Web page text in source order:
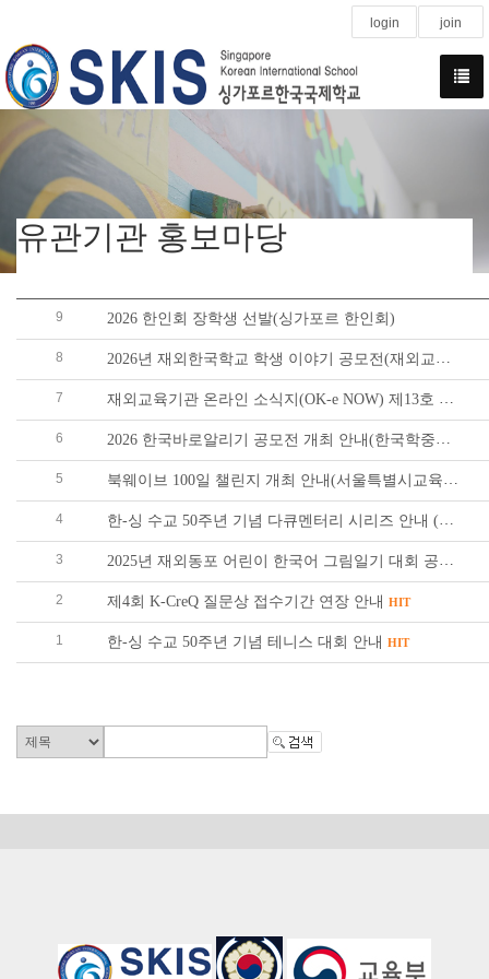
login join
유관기관 홍보마당
9 2026 한인회 장학생 선발(싱가포르 한인회)
8 2026년 재외한국학교 학생 이야기 공모전(재외교육기관포털)
7 재외교육기관 온라인 소식지(OK-e NOW) 제13호 원고 모집(재외교육기관포털)
6 2026 한국바로알리기 공모전 개최 안내(한국학중앙연구원)
5 북웨이브 100일 챌린지 개최 안내(서울특별시교육청 어린이도서관)
4 한-싱 수교 50주년 기념 다큐멘터리 시리즈 안내 (경제·역사·문화)
3 2025년 재외동포 어린이 한국어 그림일기 대회 공모 안내
2 제4회 K-CreQ 질문상 접수기간 연장 안내 HIT
1 한-싱 수교 50주년 기념 테니스 대회 안내 HIT